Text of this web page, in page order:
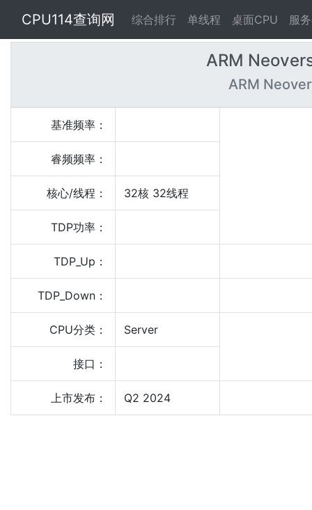
CPU114查询网 综合排行 单线程 桌面CPU 服
ARM
ARM
基准频率：
睿频频率：
核心/线程： 32核 32线程
TDP功率：
TDP_Up：
TDP_Down：
CPU分类： Server
接口：
上市发布： Q2 2024